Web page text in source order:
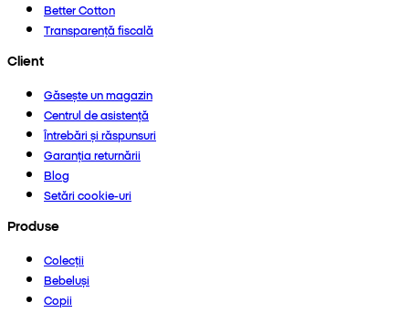
Better Cotton
Transparență fiscală
Client
Găsește un magazin
Centrul de asistență
Întrebări și răspunsuri
Garanția returnării
Blog
Setări cookie-uri
Produse
Colecții
Bebeluși
Copii